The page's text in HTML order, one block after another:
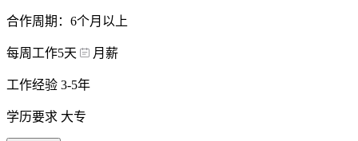
合作周期：6个月以上
每周工作5天 月薪
工作经验 3-5年
学历要求 大专